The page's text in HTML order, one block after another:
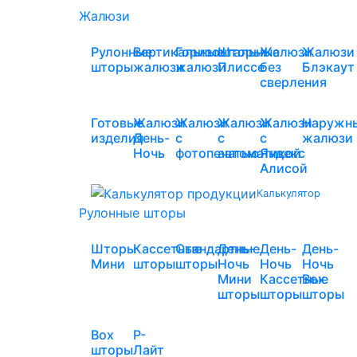
Жалюзи
Рулонные
шторы
Вертикальные
жалюзи
Горизонтальные
жалюзи
Шторы
Плиссе
Жалюзи
без
сверления
Жалюзи
Блэкаут
Готовые
изделия
Жалюзи
День-
Ночь
Жалюзи
с
фотопечатью
Жалюзи
с
автоматикой
Жалюзи
с
Яндекс
Алисой
жалюзи
Калькулятор
Рулонные шторы
Шторы
Мини
Кассетные
шторы
Стандартные
шторы
День-
Ночь
Мини
шторы
День-
Ночь
Кассетные
шторы
День-
Ночь
Box
шторы
Box
шторы
Р-
Лайт